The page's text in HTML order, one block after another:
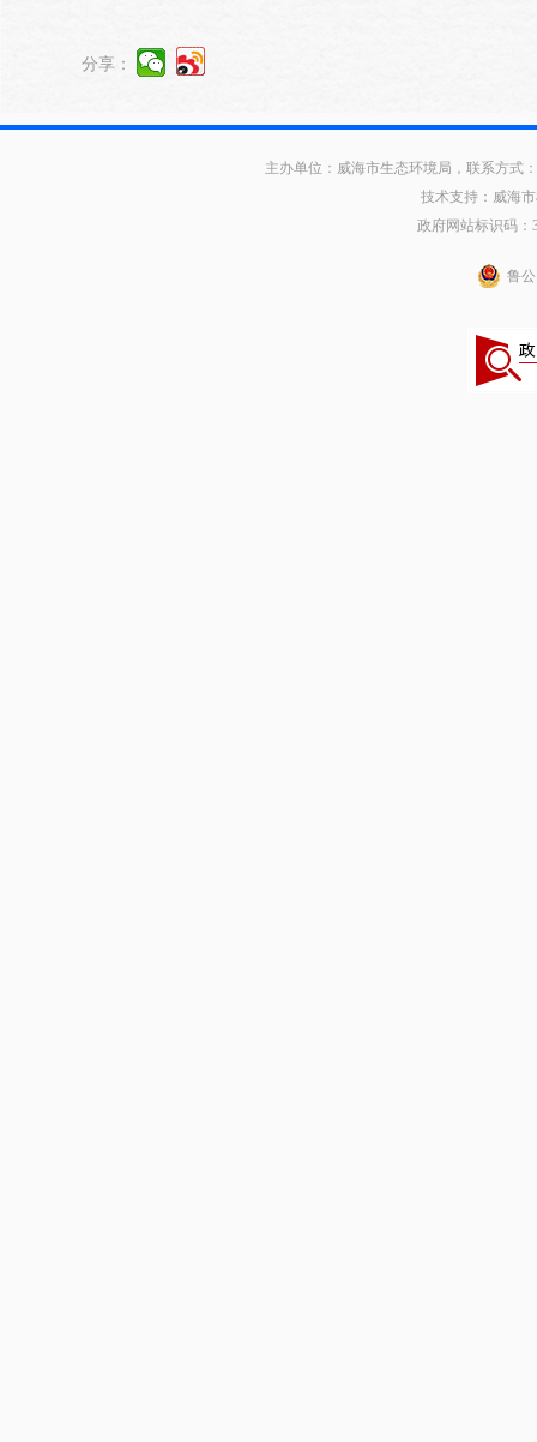
分享：
主办单位：威海市生态环境局，联系方式
技术支持：威海
政府网站标识码：
鲁公